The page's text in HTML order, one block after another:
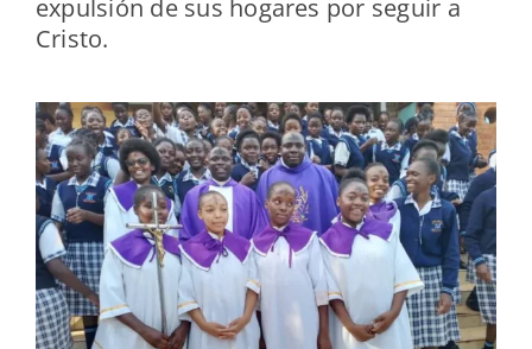
expulsión de sus hogares por seguir a
Cristo.